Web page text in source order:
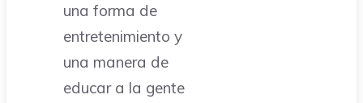
una forma de
entretenimiento y
una manera de
educar a la gente